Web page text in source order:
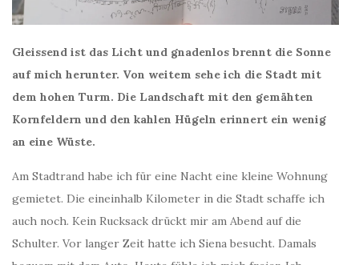
Gleissend ist das Licht und gnadenlos brennt die Sonne
auf mich herunter. Von weitem sehe ich die Stadt mit
dem hohen Turm. Die Landschaft mit den gemähten
Kornfeldern und den kahlen Hügeln erinnert ein wenig
an eine Wüste.
Am Stadtrand habe ich für eine Nacht eine kleine Wohnung
gemietet. Die eineinhalb Kilometer in die Stadt schaffe ich
auch noch. Kein Rucksack drückt mir am Abend auf die
Schulter. Vor langer Zeit hatte ich Siena besucht. Damals